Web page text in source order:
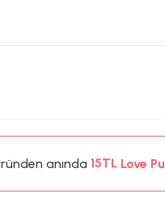
anında
%5
%5 Love